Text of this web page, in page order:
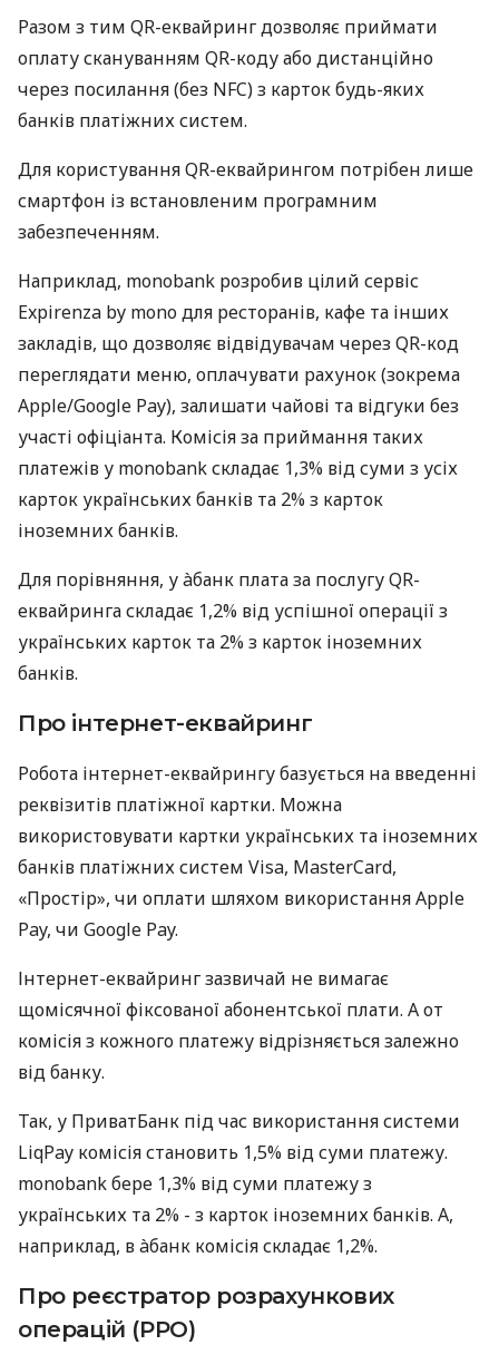
Разом з тим QR-еквайринг дозволяє приймати
оплату скануванням QR-коду або дистанційно
через посилання (без NFC) з карток будь-яких
банків платіжних систем.
Для користування QR-еквайрингом потрібен лише
смартфон із встановленим програмним
забезпеченням.
Наприклад, monobank розробив цілий сервіс
Expirenza by mono для ресторанів, кафе та інших
закладів, що дозволяє відвідувачам через QR-код
переглядати меню, оплачувати рахунок (зокрема
Apple/Google Pay), залишати чайові та відгуки без
участі офіціанта. Комісія за приймання таких
платежів у monobank складає 1,3% від суми з усіх
карток українських банків та 2% з карток
іноземних банків.
Для порівняння, у àбанк плата за послугу QR-
еквайринга складає 1,2% від успішної операції з
українських карток та 2% з карток іноземних
банків.
Про інтернет-еквайринг
Робота інтернет-еквайрингу базується на введенні
реквізитів платіжної картки. Можна
використовувати картки українських та іноземних
банків платіжних систем Visa, MasterCard,
«Простір», чи оплати шляхом використання Apple
Pay, чи Google Pay.
Інтернет-еквайринг зазвичай не вимагає
щомісячної фіксованої абонентської плати. А от
комісія з кожного платежу відрізняється залежно
від банку.
Так, у ПриватБанк під час використання системи
LiqPay комісія становить 1,5% від суми платежу.
monobank бере 1,3% від суми платежу з
українських та 2% - з карток іноземних банків. А,
наприклад, в àбанк комісія складає 1,2%.
Про реєстратор розрахункових
операцій (РРО)